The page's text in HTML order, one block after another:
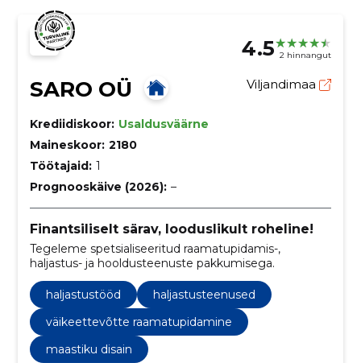
4.5 2 hinnangut
SARO OÜ Viljandimaa
Krediidiskoor: Usaldusväärne
Maineskoor: 2180
Töötajaid: 1
Prognooskäive (2026): –
Finantsiliselt särav, looduslikult roheline!
Tegeleme spetsialiseeritud raamatupidamis-,
haljastus- ja hooldusteenuste pakkumisega.
haljastustööd
haljastusteenused
väikeettevõtte raamatupidamine
maastiku disain